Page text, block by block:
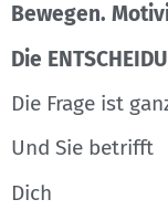
Bewegen.
Die
Die Frage ist
Und Sie betrifft
Dich